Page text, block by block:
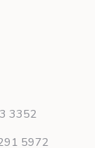
3352
5972